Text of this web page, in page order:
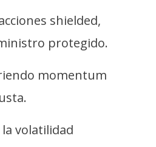
shielded,
protegido.
momentum
volatilidad